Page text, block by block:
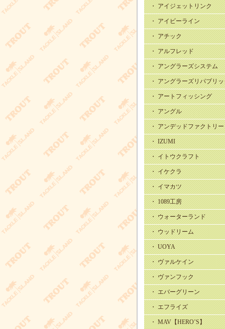
・ アイジェットリンク
・ アイビーライン
・ アチック
・ アルフレッド
・ アングラーズシステム
・ アングラーズリパブリ
・ アートフィッシング
・ アングル
・ アンデッドファクトリー
・ IZUMI
・ イトウクラフト
・ イケクラ
・ イマカツ
・ 1089工房
・ ウォーターランド
・ ウッドリーム
・ UOYA
・ ヴァルケイン
・ ヴァンフック
・ エバーグリーン
・ エフライズ
・ MAV【HERO’S】